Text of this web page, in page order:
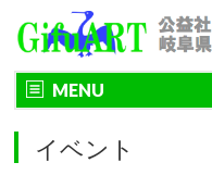
MENU
イベント